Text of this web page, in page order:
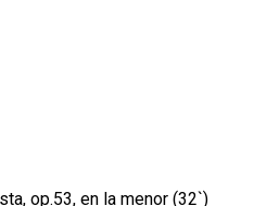
op.53, en la menor (32`)